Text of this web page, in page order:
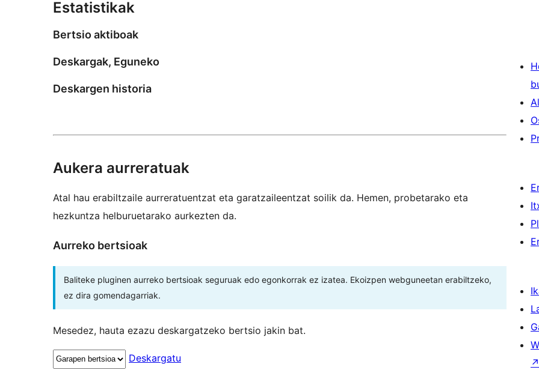
Estatistikak
Bertsio aktiboak
Deskargak, Eguneko
Deskargen historia
Aukera aurreratuak
Atal hau erabiltzaile aurreratuentzat eta garatzaileentzat soilik da. Hemen, probetarako eta
hezkuntza helburuetarako aurkezten da.
Aurreko bertsioak
Baliteke pluginen aurreko bertsioak seguruak edo egonkorrak ez izatea. Ekoizpen webguneetan erabiltzeko,
ez dira gomendagarriak.
Mesedez, hauta ezazu deskargatzeko bertsio jakin bat.
Deskargatu
↗